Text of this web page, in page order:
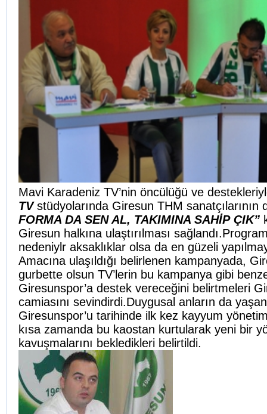
Mavi Karadeniz TV’nin öncülüğü ve
TV stüdyolarında Giresun THM sanatçılarının
FORMA DA SEN AL, TAKIMINA SAHİP ÇIK”
Giresun halkına ulaştırılması sağlandı.
nedeniylr aksaklıklar olsa da en güzeli
Amacına ulaşıldığı belirlenen kampanyada,
gurbette olsun TV’lerin bu kampanya gibi
Giresunspor’a destek vereceğini belirtmeleri
camiasını sevindirdi.Duygusal anların da
Giresunspor’u tarihinde ilk kez kayyum
kısa zamanda bu kaostan kurtularak yeni bir
kavuşmalarını bekledikleri belirtildi.